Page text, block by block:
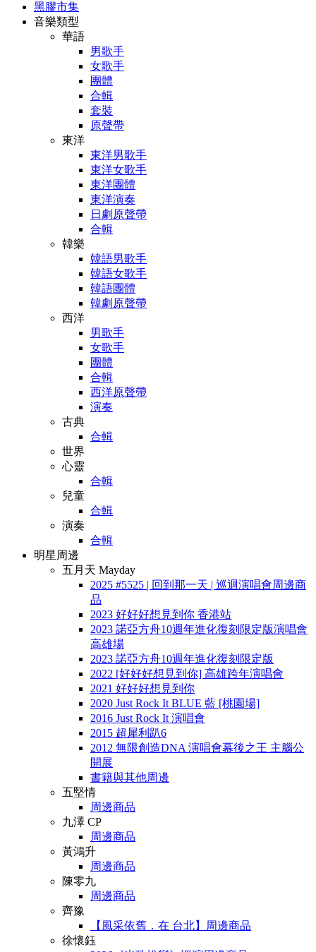
黑膠市集
音樂類型
華語
男歌手
女歌手
團體
合輯
套裝
原聲帶
東洋
東洋男歌手
東洋女歌手
東洋團體
東洋演奏
日劇原聲帶
合輯
韓樂
韓語男歌手
韓語女歌手
韓語團體
韓劇原聲帶
西洋
男歌手
女歌手
團體
合輯
西洋原聲帶
演奏
古典
合輯
世界
心靈
合輯
兒童
合輯
演奏
合輯
明星周邊
五月天 Mayday
2025 #5525 | 回到那一天 | 巡迴演唱會周邊商
品
2023 好好好想見到你 香港站
2023 諾亞方舟10週年進化復刻限定版演唱會
高雄場
2023 諾亞方舟10週年進化復刻限定版
2022 [好好好想見到你] 高雄跨年演唱會
2021 好好好想見到你
2020 Just Rock It BLUE 藍 [桃園場]
2016 Just Rock It 演唱會
2015 超犀利趴6
2012 無限創造DNA 演唱會幕後之王 主腦公
開展
書籍與其他周邊
五堅情
周邊商品
九澤 CP
周邊商品
黃鴻升
周邊商品
陳零九
周邊商品
齊豫
【風采依舊．在 台北】周邊商品
徐懷鈺